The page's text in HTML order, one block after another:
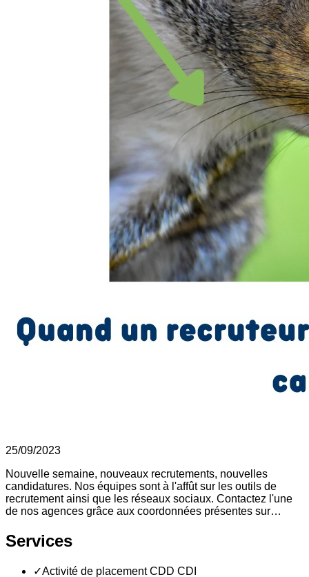
25/09/2023
Nouvelle semaine, nouveaux recrutements, nouvelles
candidatures. Nos équipes sont à l'affût sur les outils de
recrutement ainsi que les réseaux sociaux. Contactez l'une
de nos agences grâce aux coordonnées présentes sur…
Services
✓Activité de placement CDD CDI